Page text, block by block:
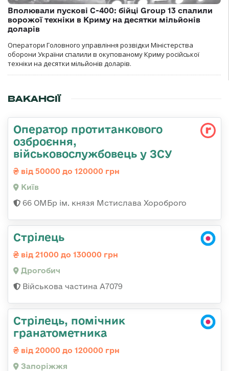
Вполювали пускові С-400: бійці Group 13 спалили
ворожої техніки в Криму на десятки мільйонів
доларів
Оператори Головного управління розвідки Міністерства
оборони України спалили в окупованому Криму російської
техніки на десятки мільйонів доларів.
ВАКАНСІЇ
Оператор протитанкового
озброєння,
військовослужбовець у ЗСУ
від 50000 до 120000 грн
Київ
66 ОМБр ім. князя Мстислава Хороброго
Стрілець
від 21000 до 130000 грн
Дрогобич
Військова частина А7079
Стрілець, помічник
гранатометника
від 20000 до 120000 грн
Запоріжжя